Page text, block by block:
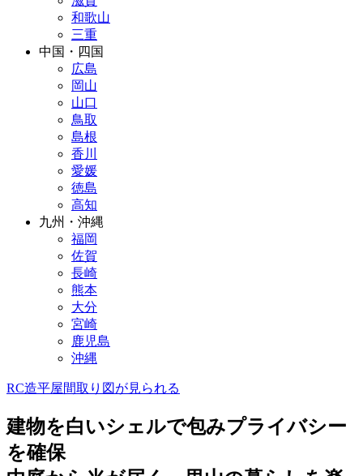
和歌山
三重
中国・四国
広島
岡山
山口
鳥取
島根
香川
愛媛
徳島
高知
九州・沖縄
福岡
佐賀
長崎
熊本
大分
宮崎
鹿児島
沖縄
RC造平屋間取り図が見られる
建物を白いシェルで包みプライバシー
を確保